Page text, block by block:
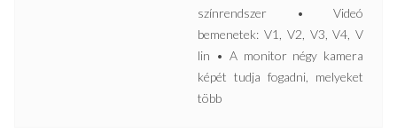
színrendszer • Videó
bemenetek: V1, V2, V3, V4, V
lin • A monitor négy kamera
képét tudja fogadni, melyeket
több